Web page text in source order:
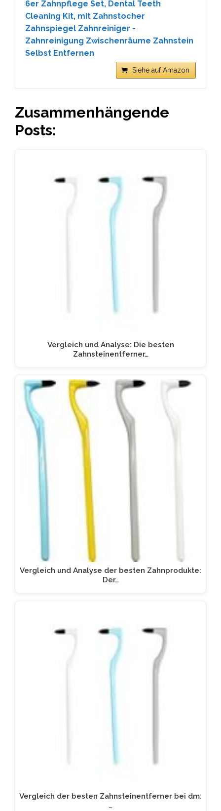
6er Zahnpflege Set, Dental Teeth
Cleaning Kit, mit Zahnstocher
Zahnspiegel Zahnreiniger -
Zahnreinigung Zwischenräume Zahnstein
Selbst Entfernen
Siehe auf Amazon
Zusammenhängende
Posts:
Vergleich und Analyse: Die besten
Zahnsteinentferner…
Vergleich und Analyse der besten Zahnprodukte:
Der…
Vergleich der besten Zahnsteinentferner bei dm:
…